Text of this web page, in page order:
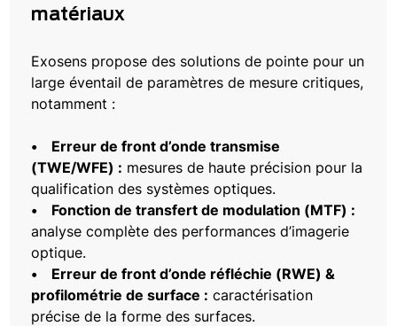
matériaux
Exosens propose des solutions de pointe pour un
large éventail de paramètres de mesure critiques,
notamment :
• Erreur de front d’onde transmise
(TWE/WFE) : mesures de haute précision pour la
qualification des systèmes optiques.
• Fonction de transfert de modulation (MTF) :
analyse complète des performances d’imagerie
optique.
• Erreur de front d’onde réfléchie (RWE) &
profilométrie de surface : caractérisation
précise de la forme des surfaces.